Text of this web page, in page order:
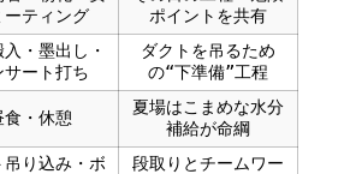
ーティング
ポイントを共有
・墨出し・
サート打ち
ダクトを吊るため
の“下準備”工程
食・休憩
夏場はこまめな水分
補給が命綱
吊り込み・ボ
段取りとチームワー